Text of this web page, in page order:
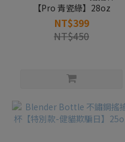
【Pro 青瓷綠】28oz
NT$399
NT$450